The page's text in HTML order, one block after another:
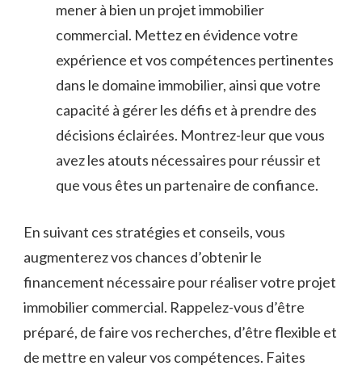
mener‌ à bien un projet immobilier
⁤commercial. Mettez en évidence votre
expérience⁢ et vos compétences⁣ pertinentes
dans ⁢le ​domaine immobilier, ainsi⁣ que⁣ votre
capacité ⁤à gérer les défis et à​ prendre‌ des
décisions éclairées. Montrez-leur que vous​
avez les atouts nécessaires pour réussir et
que vous êtes un partenaire de confiance.
En⁢ suivant ces stratégies et conseils,⁢ vous
augmenterez vos chances d’obtenir le
financement nécessaire pour réaliser⁣ votre projet
immobilier commercial. Rappelez-vous d’être‌
préparé, de faire‌ vos‌ recherches, ⁤d’être⁢ flexible et
de ​mettre⁢ en valeur vos compétences. Faites